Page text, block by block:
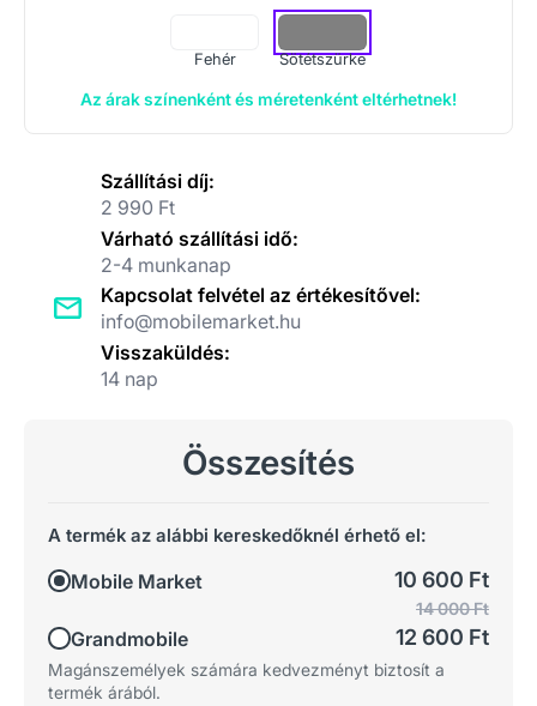
Fehér Sötétszürke
Az árak színenként és méretenként eltérhetnek!
Szállítási díj:
2 990 Ft
Várható szállítási idő:
2-4 munkanap
Kapcsolat felvétel az értékesítővel:
info@mobilemarket.hu
Visszaküldés:
14 nap
Összesítés
A termék az alábbi kereskedőknél érhető el:
Mobile Market 10 600 Ft
Grandmobile
14 000 Ft
12 600 Ft
Magánszemélyek számára kedvezményt biztosít a
termék árából.